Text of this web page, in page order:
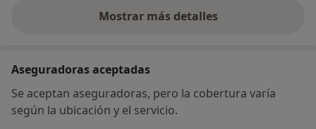
Mostrar más detalles
sobre la dirección
Aseguradoras aceptadas
Se aceptan aseguradoras, pero la cobertura varía
según la ubicación y el servicio.